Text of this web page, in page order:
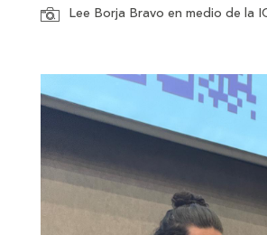
Lee Borja Bravo en medio de la